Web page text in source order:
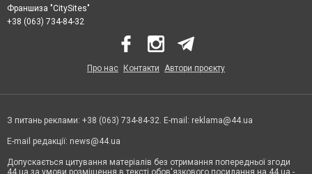
Франшиза "CitySites"
+38 (063) 734-84-32
Про нас Контакти Автори проєкту
З питань реклами: +38 (063) 734-84-32. E-mail: reklama@44.ua
E-mail редакції: news@44.ua
Допускається цитування матеріалів без отримання попередньої згоди
44.ua за умови розміщення в тексті обов'язкового посилання на 44.ua -